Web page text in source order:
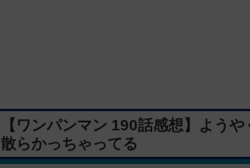
【ワンパンマン 190話感想】よう
散らかっちゃってる